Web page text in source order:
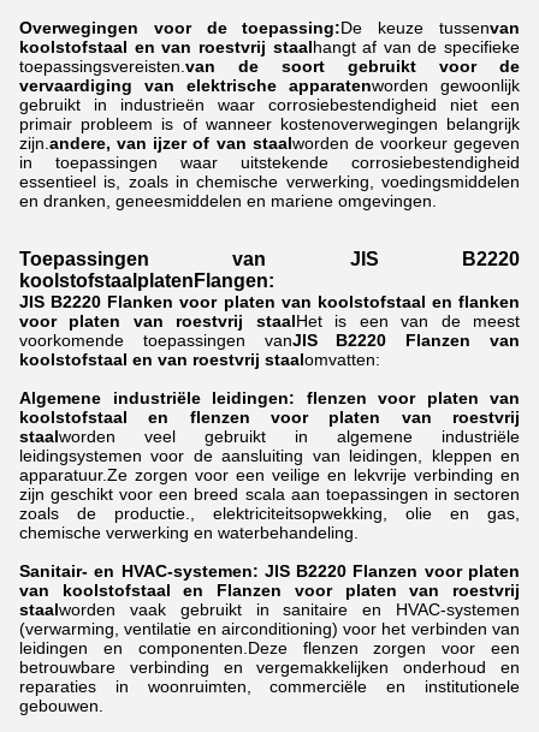
Overwegingen voor de toepassing:De keuze tussenvan
koolstofstaal en van roestvrij staalhangt af van de specifieke
toepassingsvereisten. van de soort gebruikt voor de
vervaardiging van elektrische apparatenworden gewoonlijk
gebruikt in industrieën waar corrosiebestendigheid niet een
primair probleem is of wanneer kostenoverwegingen belangrijk
zijn. andere, van ijzer of van staalworden de voorkeur gegeven
in toepassingen waar uitstekende corrosiebestendigheid
essentieel is, zoals in chemische verwerking, voedingsmiddelen
en dranken, geneesmiddelen en mariene omgevingen.
Toepassingen van JIS B2220
koolstofstaalplaten Flangen:
JIS B2220 Flanken voor platen van koolstofstaal en flanken
voor platen van roestvrij staalHet is een van de meest
voorkomende toepassingen vanJIS B2220 Flanzen van
koolstofstaal en van roestvrij staalomvatten:
Algemene industriële leidingen: flenzen voor platen van
koolstofstaal en flenzen voor platen van roestvrij
staalworden veel gebruikt in algemene industriële
leidingsystemen voor de aansluiting van leidingen, kleppen en
apparatuur.Ze zorgen voor een veilige en lekvrije verbinding en
zijn geschikt voor een breed scala aan toepassingen in sectoren
zoals de productie., elektriciteitsopwekking, olie en gas,
chemische verwerking en waterbehandeling.
Sanitair- en HVAC-systemen: JIS B2220 Flanzen voor platen
van koolstofstaal en Flanzen voor platen van roestvrij
staalworden vaak gebruikt in sanitaire en HVAC-systemen
(verwarming, ventilatie en airconditioning) voor het verbinden van
leidingen en componenten.Deze flenzen zorgen voor een
betrouwbare verbinding en vergemakkelijken onderhoud en
reparaties in woonruimten, commerciële en institutionele
gebouwen.